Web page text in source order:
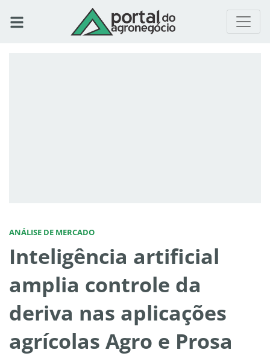
ANÁLISE DE MERCADO
Inteligência artificial
amplia controle da
deriva nas aplicações
agrícolas Agro e Prosa